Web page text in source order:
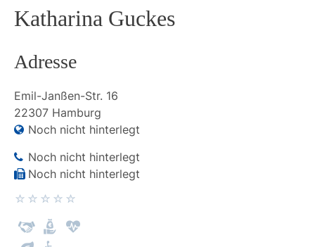
Katharina Guckes
Adresse
Emil-Janßen-Str. 16
22307 Hamburg
Noch nicht hinterlegt
Noch nicht hinterlegt
Noch nicht hinterlegt